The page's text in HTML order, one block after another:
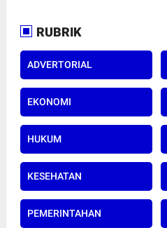
RUBRIK
ADVERTORIAL
EKONOMI
HUKUM
KESEHATAN
PEMERINTAHAN